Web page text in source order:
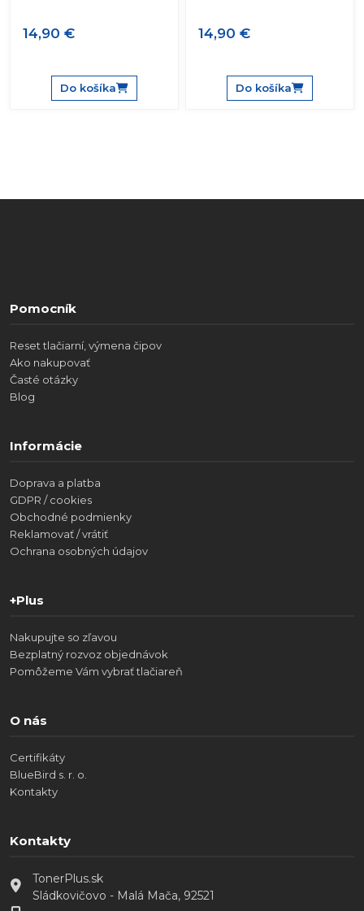
14,90 €
Do košíka
14,90 €
Do košíka
Pomocník
Reset tlačiarní, výmena čipov
Ako nakupovať
Časté otázky
Blog
Informácie
Doprava a platba
GDPR / cookies
Obchodné podmienky
Reklamovať / vrátiť
Ochrana osobných údajov
+Plus
Nakupujte so zľavou
Bezplatný rozvoz objednávok
Pomôžeme Vám vybrať tlačiareň
O nás
Certifikáty
BlueBird s. r. o.
Kontakty
Kontakty
TonerPlus.sk
Sládkovičovo - Malá Mača, 92521